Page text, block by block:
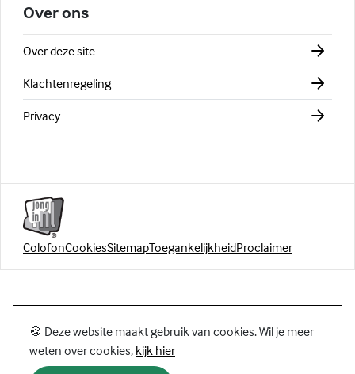
Over ons
Over deze site
Klachtenregeling
Privacy
ColofonCookiesSitemapToegankelijkheidProclaimer
🍪 Deze website maakt gebruik van cookies. Wil je meer
weten over cookies, kijk hier